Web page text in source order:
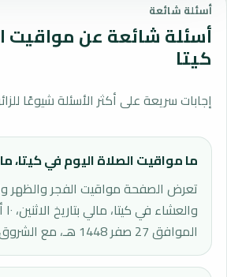
أسئلة شائعة
أسئلة شائعة عن مواقيت
كيتا
إجابات سريعة على أكثر الأسئلة شيوعًا
ما مواقيت الصلاة اليوم في كيتا،
تعرض الصفحة مواقيت الفجر والظهر
الموافق 27 صفر 1448 هـ، مع الشروق وجدول 7 أيام.